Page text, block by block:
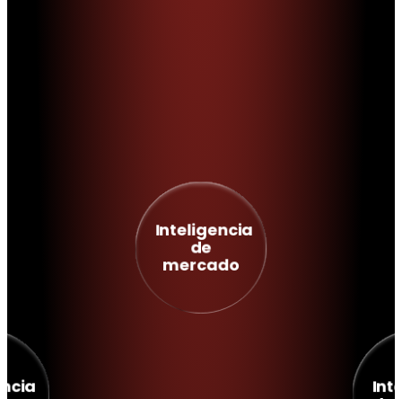
Inteligencia
de
mercado